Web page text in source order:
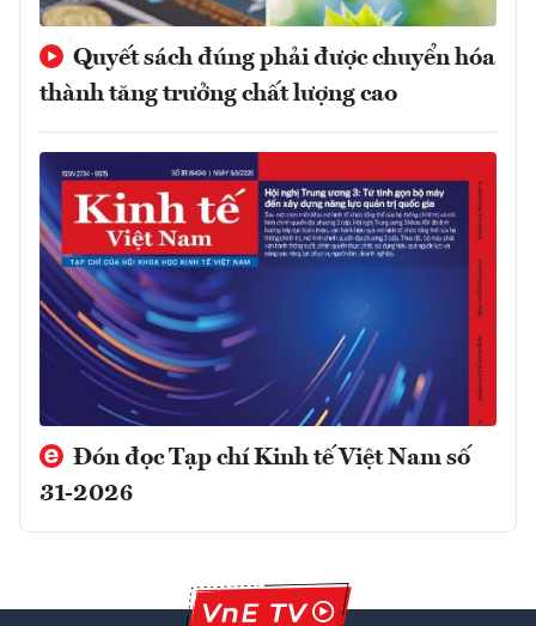
Quyết sách đúng phải được chuyển hóa
thành tăng trưởng chất lượng cao
Đón đọc Tạp chí Kinh tế Việt Nam số
31-2026